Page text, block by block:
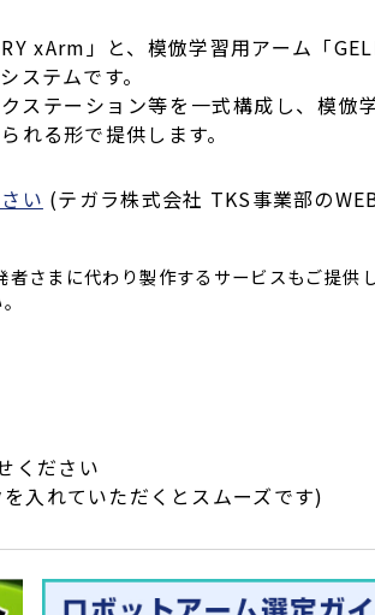
xArm」と、模倣学習用アーム「
ステムです。
ステーション等を一式構成し、模倣
れる形で提供します。
い (テガラ株式会社 TKS事業部の
さまに代わり製作するサービスもご提供
ください
入れていただくとスムーズです)